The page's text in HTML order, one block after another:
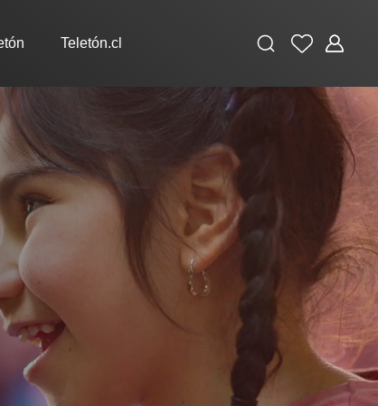
Teletón.cl BuscarFavoritos